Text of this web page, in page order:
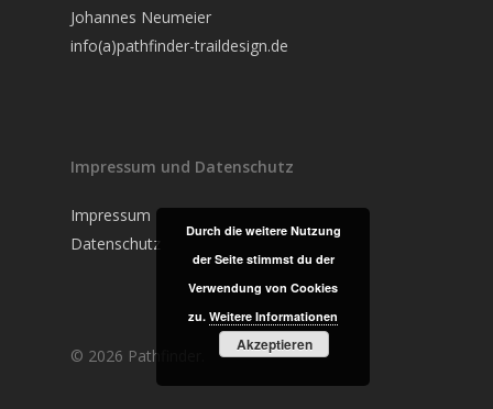
Johannes Neumeier
info(a)pathfinder-traildesign.de
Impressum und Datenschutz
Impressum
Datenschutz
© 2026 Pathfinder.
Durch die weitere Nutzung
der Seite stimmst du der
Verwendung von Cookies
zu. Weitere Informationen
Akzeptieren